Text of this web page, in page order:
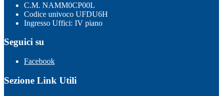
C.M. NAMM0CP00L
Codice univoco UFDU6H
Ingresso Uffici: IV piano
Seguici su
Facebook
Sezione Link Utili